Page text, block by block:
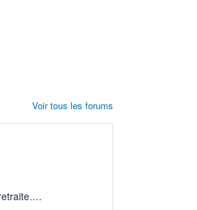
Voir tous les forums